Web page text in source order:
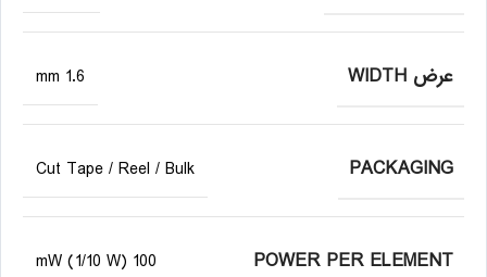
عرض WIDTH 1.6 mm
PACKAGING
Cut Tape / Reel / Bulk
POWER PER ELEMENT
100 mW (1/10 W)